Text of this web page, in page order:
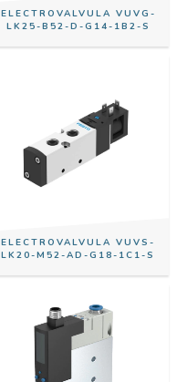
ELECTROVALVULA VUVG-
LK25-B52-D-G14-1B2-S
ELECTROVALVULA VUVS-
LK20-M52-AD-G18-1C1-S